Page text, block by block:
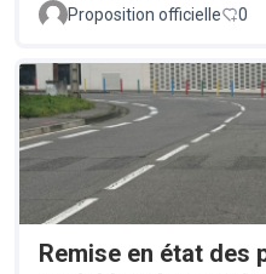
Proposition officielle 0
Remise en état des